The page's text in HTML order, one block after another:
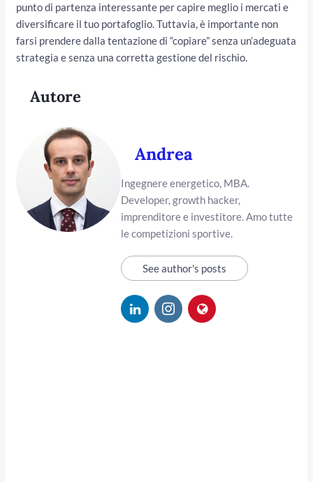
punto di partenza interessante per capire meglio i mercati e
diversificare il tuo portafoglio. Tuttavia, è importante non
farsi prendere dalla tentazione di “copiare” senza un’adeguata
strategia e senza una corretta gestione del rischio.
Autore
Andrea
Ingegnere energetico, MBA.
Developer, growth hacker,
imprenditore e investitore. Amo tutte
le competizioni sportive.
See author's posts